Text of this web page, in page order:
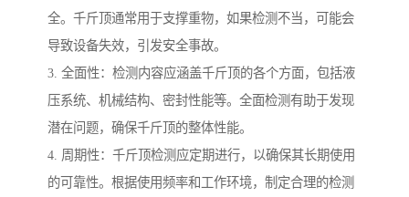
全。千斤顶通常用于支撑重物，如果检测不当，可能会
导致设备失效，引发安全事故。
3. 全面性：检测内容应涵盖千斤顶的各个方面，包括液
压系统、机械结构、密封性能等。全面检测有助于发现
潜在问题，确保千斤顶的整体性能。
4. 周期性：千斤顶检测应定期进行，以确保其长期使用
的可靠性。根据使用频率和工作环境，制定合理的检测